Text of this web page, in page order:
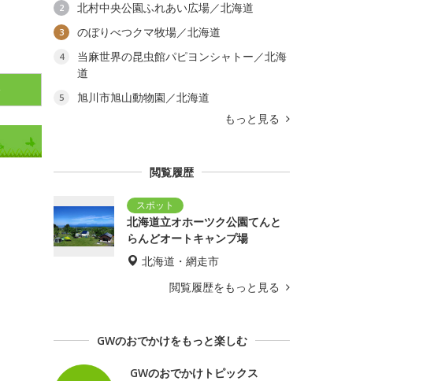
2 北村中央公園ふれあい広場／北海道
3 のぼりべつクマ牧場／北海道
4
当麻世界の昆虫館パピヨンシャトー／北海
道
5
旭川市旭山動物園／北海道
もっと見る
閲覧履歴
北海道立オホーツク公園てんと
らんどオートキャンプ場
北海道・網走市
閲覧履歴をもっと見る
GWのおでかけをもっと楽しむ
GWのおでかけトピックス